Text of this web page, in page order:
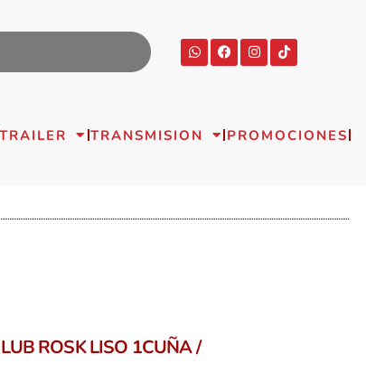
TRAILER TRANSMISION
PROMOCIONES
ROSK LISO 1CUÑA /